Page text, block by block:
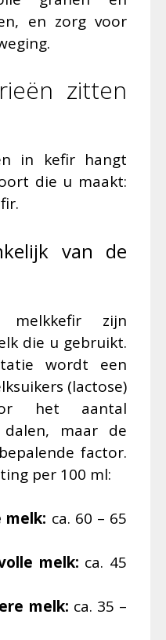
en zorg voor
zitten
in kefir hangt
die u maakt:
van de
zijn
die u gebruikt.
wordt een
(lactose)
het aantal
maar de
factor.
per 100 ml:
melk: ca. 60 – 65
melk: ca. 45
melk: ca. 35 –